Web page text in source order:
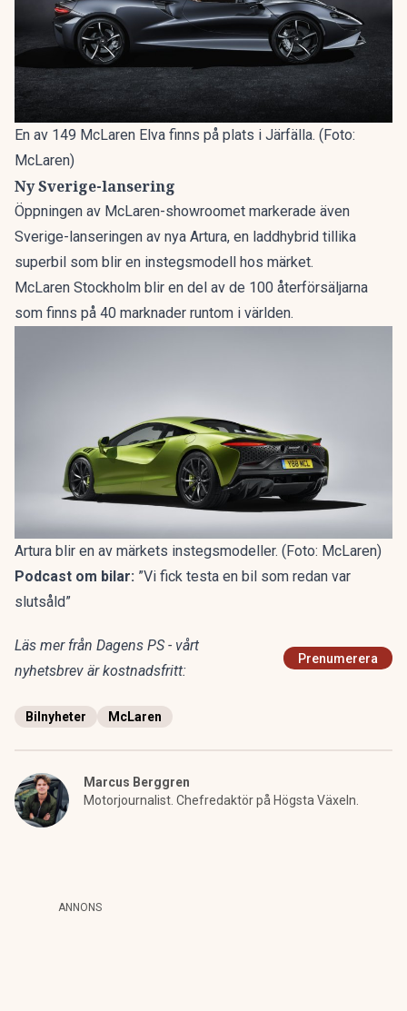
En av 149 McLaren Elva finns på plats i Järfälla. (Foto:
McLaren)
Ny Sverige-lansering
Öppningen av McLaren-showroomet markerade även
Sverige-lanseringen av nya Artura, en laddhybrid tillika
superbil som blir en instegsmodell hos märket.
McLaren Stockholm blir en del av de 100 återförsäljarna
som finns på 40 marknader runtom i världen.
Artura blir en av märkets instegsmodeller. (Foto: McLaren)
Podcast om bilar: ”Vi fick testa en bil som redan var
slutsåld”
Läs mer från Dagens PS - vårt
nyhetsbrev är kostnadsfritt:
Prenumerera
Bilnyheter McLaren
Marcus Berggren
Motorjournalist. Chefredaktör på Högsta Växeln.
ANNONS